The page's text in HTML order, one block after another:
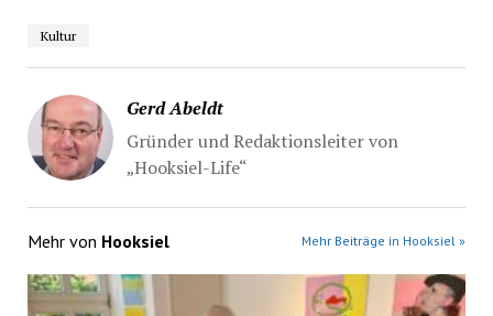
Kultur
Gerd Abeldt
Gründer und Redaktionsleiter von
„Hooksiel-Life“
Mehr von Hooksiel Mehr Beiträge in Hooksiel »